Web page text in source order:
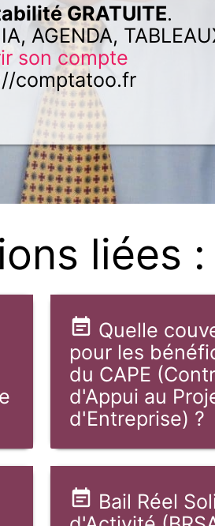
GRATUITE.
AGENDA,
son compte
comptatoo.fr
liées :
Quelle
pour les
du CAPE
d'Appui au
d'Entreprise) ?
Bail Réel